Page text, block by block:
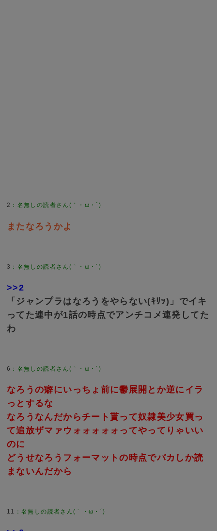
2 ： 名無しの読者さん(｀・ω・´)
またなろうかよ
3 ： 名無しの読者さん(｀・ω・´)
>>2
「ジャンプラはなろうをやらない(ｷﾘｯ)」でイキ
ってた連中が1話の時点でアンチコメ連発してた
わ
6 ： 名無しの読者さん(｀・ω・´)
なろうの癖にいっちょ前に鬱展開とか逆にイラ
っとするな
なろうなんだからチート貰って奴隷美少女買っ
て追放ザマァウォォォォォってやってりゃいい
のに
どうせなろうフォーマットの時点でバカしか読
まないんだから
11 ：名無しの読者さん(｀・ω・´)